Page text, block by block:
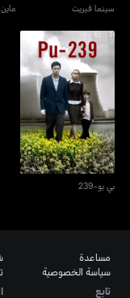
سينما فيريت
بي يو-239
بي يو-239
مساعدة
سياسة الخصوصية
تابع